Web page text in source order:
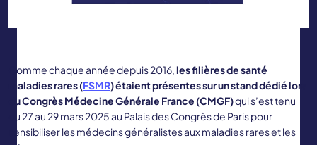
Comme chaque année depuis 2016,les filières de santé
maladies rares (FSMR) étaient présentes sur un stand dédié lors
du Congrès Médecine Générale France (CMGF)qui s’est tenu
du 27 au 29 mars 2025 au Palais des Congrès de Paris pour
sensibiliser les médecins généralistes aux maladies rares et les